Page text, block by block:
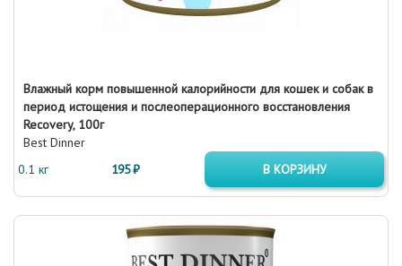
Влажный корм повышенной калорийности для кошек и собак в
период истощения и послеоперационного восстановления
Recovery, 100г
Best Dinner
0.1 кг
195 ₽ В КОРЗИНУ